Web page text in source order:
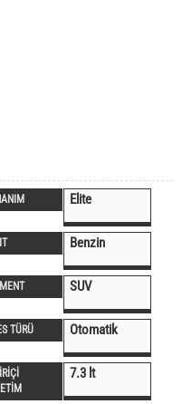
Elite
Benzin
SUV
TÜRÜ Otomatik
7.3 lt